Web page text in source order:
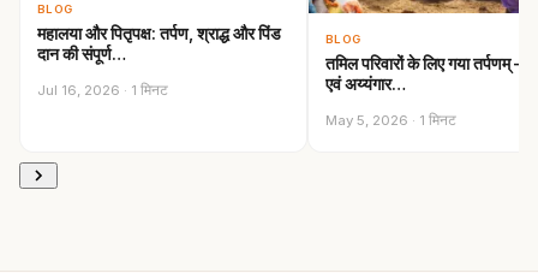
BLOG
महालया और पितृपक्ष: तर्पण, श्राद्ध और पिंड
दान की संपूर्ण…
Jul 16, 2026 · 1 मिनट
BLOG
तमिल परिवारों के लिए गया तर्पणम् —
एवं अय्यंगार…
May 5, 2026 · 1 मिनट